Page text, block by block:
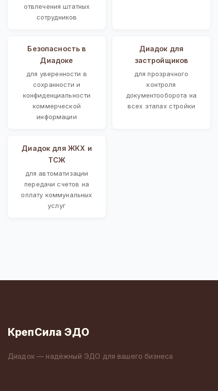
отвлечения штатных
сотрудников
Безопасность в
Диадоке
для уверенности в
сохранности и
конфиденциальности
коммерческой
информации
Диадок для
застройщиков
для прозрачного
контроля
документооборота на
всех этапах стройки
Диадок для ЖКХ и
ТСЖ
для автоматизации
передачи счетов на
оплату коммунальных
услуг
КрепСила ЭДО
Диадок — надёжный ЭДО для вашего бизнеса